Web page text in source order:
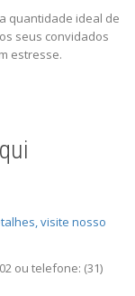
quantidade ideal de
seus convidados
estresse.
visite nosso
ou telefone: (31)